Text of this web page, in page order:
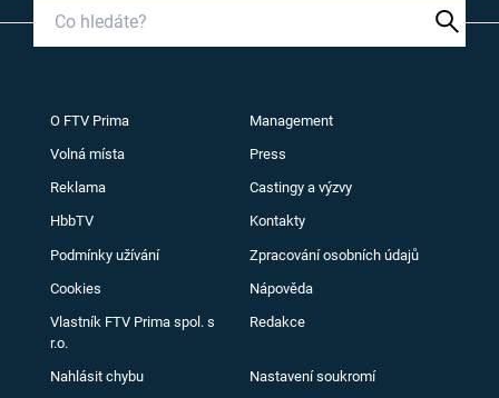
O FTV Prima Management
Volná místa Press
Reklama Castingy a výzvy
HbbTV Kontakty
Podmínky užívání Zpracování osobních údajů
Cookies Nápověda
Vlastník FTV Prima spol. s
r.o.
Redakce
Nahlásit chybu Nastavení soukromí